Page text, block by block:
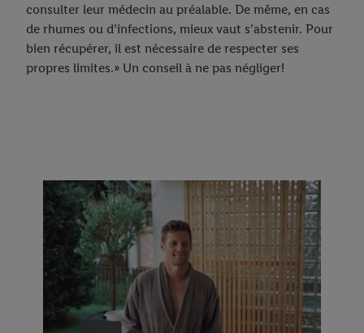
consulter leur médecin au préalable. De même, en cas
de rhumes ou d’infections, mieux vaut s’abstenir. Pour
bien récupérer, il est nécessaire de respecter ses
propres limites.» Un conseil à ne pas négliger!